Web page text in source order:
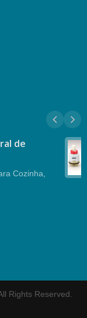
de
Cozinha,
Rights Reserved.